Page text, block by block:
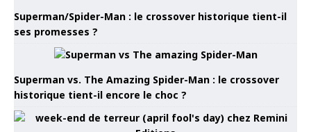
Superman/Spider-Man : le crossover historique tient-il
ses promesses ?
Superman vs. The Amazing Spider-Man : le crossover
historique tient-il encore le choc ?